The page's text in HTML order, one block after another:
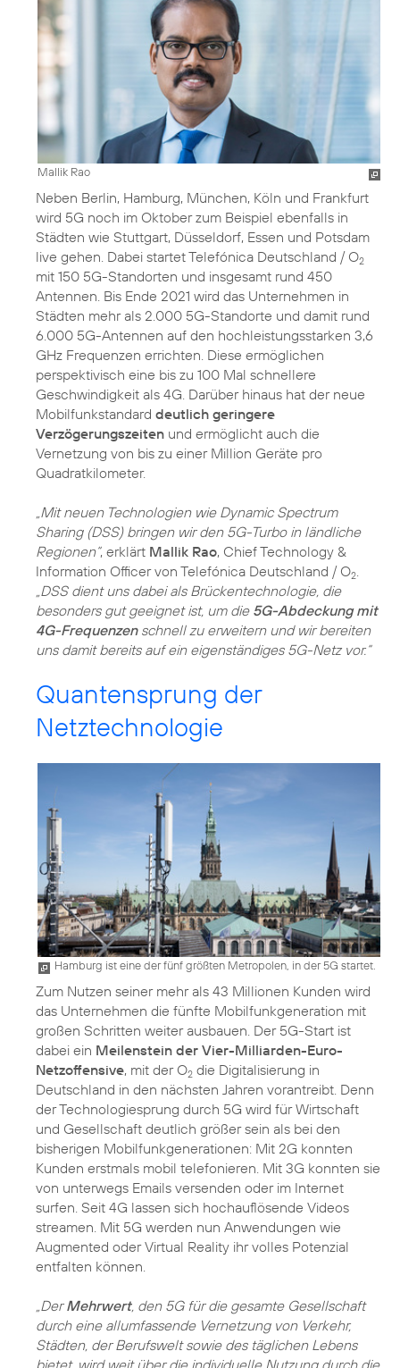
Mallik Rao
Neben Berlin, Hamburg, München, Köln und Frankfurt
wird 5G noch im Oktober zum Beispiel ebenfalls in
Städten wie Stuttgart, Düsseldorf, Essen und Potsdam
live gehen. Dabei startet Telefónica Deutschland / O2
mit 150 5G-Standorten und insgesamt rund 450
Antennen. Bis Ende 2021 wird das Unternehmen in
Städten mehr als 2.000 5G-Standorte und damit rund
6.000 5G-Antennen auf den hochleistungsstarken 3,6
GHz Frequenzen errichten. Diese ermöglichen
perspektivisch eine bis zu 100 Mal schnellere
Geschwindigkeit als 4G. Darüber hinaus hat der neue
Mobilfunkstandard deutlich geringere
Verzögerungszeiten und ermöglicht auch die
Vernetzung von bis zu einer Million Geräte pro
Quadratkilometer.
„Mit neuen Technologien wie Dynamic Spectrum
Sharing (DSS) bringen wir den 5G-Turbo in ländliche
Regionen“, erklärt Mallik Rao, Chief Technology &
Information Officer von Telefónica Deutschland / O2.
„DSS dient uns dabei als Brückentechnologie, die
besonders gut geeignet ist, um die 5G-Abdeckung mit
4G-Frequenzenschnell zu erweitern und wir bereiten
uns damit bereits auf ein eigenständiges 5G-Netz vor.“
Quantensprung der
Netztechnologie
Hamburg ist eine der fünf größten Metropolen, in der 5G startet.
Zum Nutzen seiner mehr als 43 Millionen Kunden wird
das Unternehmen die fünfte Mobilfunkgeneration mit
großen Schritten weiter ausbauen. Der 5G-Start ist
dabei ein Meilenstein der Vier-Milliarden-Euro-
Netzoffensive, mit der O2 die Digitalisierung in
Deutschland in den nächsten Jahren vorantreibt. Denn
der Technologiesprung durch 5G wird für Wirtschaft
und Gesellschaft deutlich größer sein als bei den
bisherigen Mobilfunkgenerationen: Mit 2G konnten
Kunden erstmals mobil telefonieren. Mit 3G konnten sie
von unterwegs Emails versenden oder im Internet
surfen. Seit 4G lassen sich hochauflösende Videos
streamen. Mit 5G werden nun Anwendungen wie
Augmented oder Virtual Reality ihr volles Potenzial
entfalten können.
„DerMehrwert, den 5G für die gesamte Gesellschaft
durch eine allumfassende Vernetzung von Verkehr,
Städten, der Berufswelt sowie des täglichen Lebens
bietet, wird weit über die individuelle Nutzung durch die